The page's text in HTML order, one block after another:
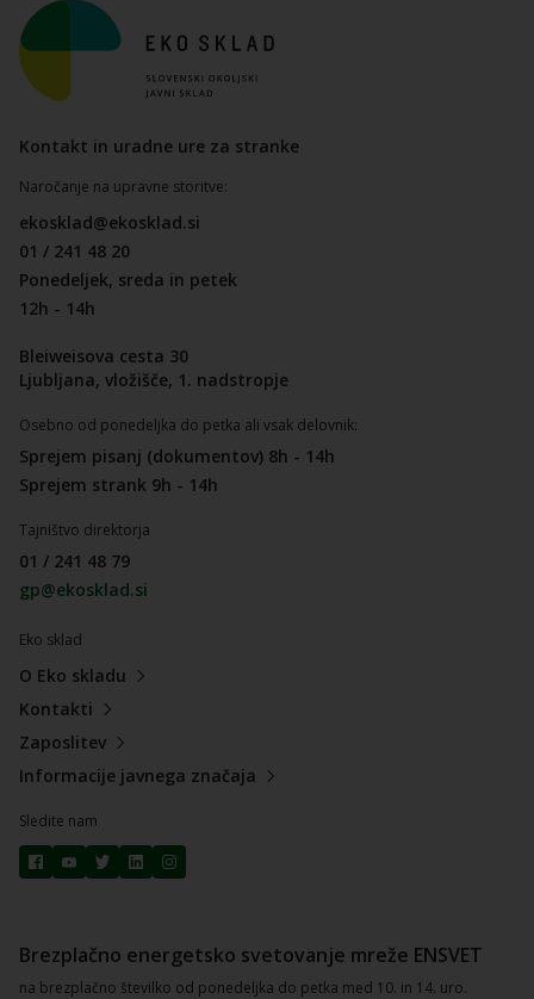
Kontakt in uradne ure za stranke
Naročanje na upravne storitve:
ekosklad@ekosklad.si
01 / 241 48 20
Ponedeljek, sreda in petek
12h - 14h
Bleiweisova cesta 30
Ljubljana, vložišče, 1. nadstropje
Osebno od ponedeljka do petka ali vsak delovnik:
Sprejem pisanj (dokumentov) 8h - 14h
Sprejem strank 9h - 14h
Tajništvo direktorja
01 / 241 48 79
gp@ekosklad.si
Eko sklad
O Eko skladu
Kontakti
Zaposlitev
Informacije javnega značaja
Sledite nam
Brezplačno energetsko svetovanje mreže ENSVET
na brezplačno številko od ponedeljka do petka med 10. in 14. uro.